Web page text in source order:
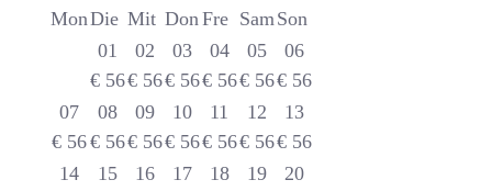
MonDie Mit DonFre SamSon
01
€ 56
02
€ 56
03
€ 56
04
€ 56
05
€ 56
06
€ 56
07
€ 56
08
€ 56
09
€ 56
10
€ 56
11
€ 56
12
€ 56
13
€ 56
14
15
16
17
18
19
20